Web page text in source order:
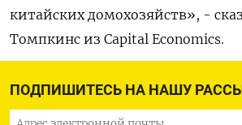
ПОДПИШИТЕСЬ НА НАШУ
китайских домохозяйств», -
Томпкинс из Capital Economics.
«И я считаю, что в этом есть
смысл из-за отсутствия у